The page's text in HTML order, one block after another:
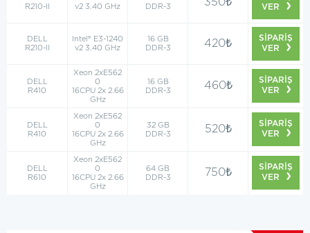
R210-II
v2 3.40 GHz
DDR-3
VER
DELL
R210-II
Intel® E3-1240
v2 3.40 GHz
16 GB
DDR-3
420₺
SİPARİŞ
VER
DELL
R410
Xeon 2xE562
0
16CPU 2x 2.66
GHz
16 GB
DDR-3
460₺
SİPARİŞ
VER
DELL
R410
Xeon 2xE562
0
16CPU 2x 2.66
GHz
32 GB
DDR-3
520₺
SİPARİŞ
VER
DELL
R610
Xeon 2xE562
0
16CPU 2x 2.66
GHz
64 GB
DDR-3
750₺
SİPARİŞ
VER